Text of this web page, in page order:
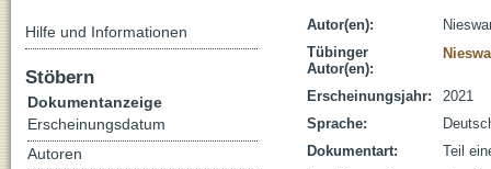
Autor(en):
Tübinger
Autor(en):
Erscheinungsjahr:
2021
Sprache:
Dokumentart:
Teil
Hilfe und Informationen
Stöbern
Dokumentanzeige
Erscheinungsdatum
Autoren